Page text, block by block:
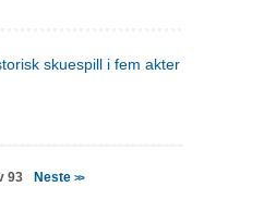
skuespill i fem akter
93 Neste>>